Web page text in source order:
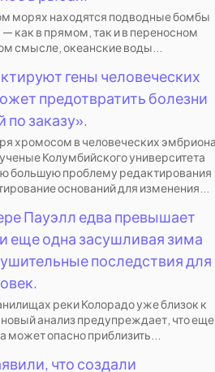
морях находятся подводные бомбы
как в прямом, так и в переносном
смысле, океанские воды...
гены человеческих
предотвратить болезни
по заказу».
хромосом в человеческих
Колумбийского университета
большую проблему редактирования
оснований для изменения...
Пауэлл едва превышает
еще одна засушливая зима
последствия для
реки Колорадо уже близок к
анализ предупреждает, что еще
может опасно приблизить...
что создали